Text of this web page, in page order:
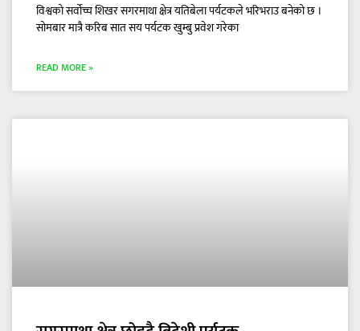
विश्वको सर्वोच्च शिखर सगरमाथा क्षेत्र यतिबेला पर्यटकले भरिभराउ बनेको छ ।
सोमबार मात्रै करिब सात सय पर्यटक खुम्बु प्रवेश गरेका
READ MORE »